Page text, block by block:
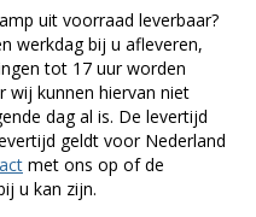
uit voorraad leverbaar?
werkdag bij u afleveren,
tot 17 uur worden
wij kunnen hiervan niet
dag al is. De levertijd
geldt voor Nederland
met ons op of de
u kan zijn.